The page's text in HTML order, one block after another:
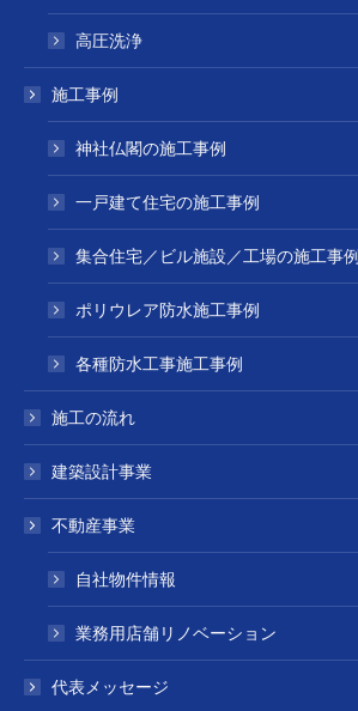
高圧洗浄
施工事例
神社仏閣の施工事例
一戸建て住宅の施工事例
集合住宅／ビル施設／工場の施工事例
ポリウレア防水施工事例
各種防水工事施工事例
施工の流れ
建築設計事業
不動産事業
自社物件情報
業務用店舗リノベーション
代表メッセージ